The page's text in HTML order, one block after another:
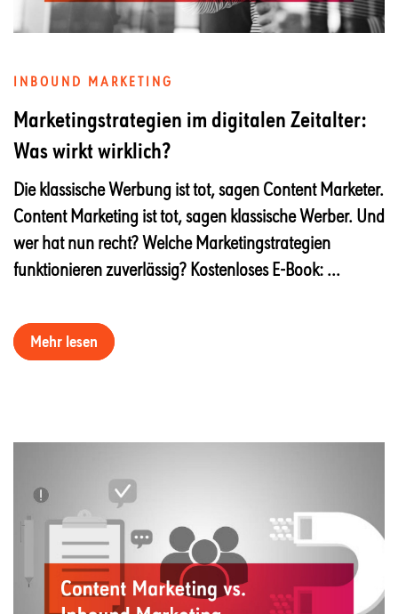
INBOUND MARKETING
Marketingstrategien im digitalen Zeitalter:
Was wirkt wirklich?
Die klassische Werbung ist tot, sagen Content Marketer.
Content Marketing ist tot, sagen klassische Werber. Und
wer hat nun recht? Welche Marketingstrategien
funktionieren zuverlässig? Kostenloses E-Book: ...
Mehr lesen